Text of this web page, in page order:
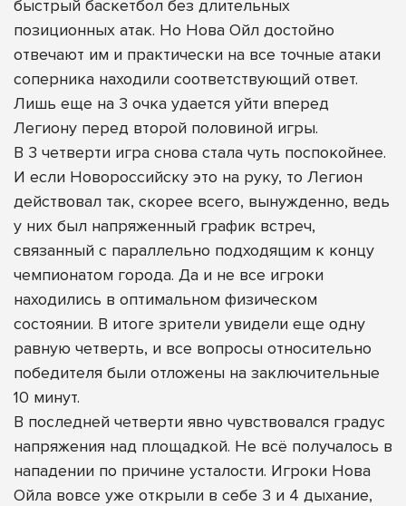
быстрый баскетбол без длительных
позиционных атак. Но Нова Ойл достойно
отвечают им и практически на все точные атаки
соперника находили соответствующий ответ.
Лишь еще на 3 очка удается уйти вперед
Легиону перед второй половиной игры.
В 3 четверти игра снова стала чуть поспокойнее.
И если Новороссийску это на руку, то Легион
действовал так, скорее всего, вынужденно, ведь
у них был напряженный график встреч,
связанный с параллельно подходящим к концу
чемпионатом города. Да и не все игроки
находились в оптимальном физическом
состоянии. В итоге зрители увидели еще одну
равную четверть, и все вопросы относительно
победителя были отложены на заключительные
10 минут.
В последней четверти явно чувствовался градус
напряжения над площадкой. Не всё получалось в
нападении по причине усталости. Игроки Нова
Ойла вовсе уже открыли в себе 3 и 4 дыхание,